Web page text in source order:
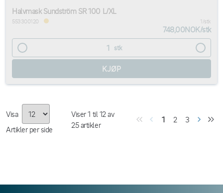
Halvmask Sundström SR 100 L/XL
553300120 1/stk
748,00NOK/stk
stk
Visa
Artikler per side
Viser1 til 12av
25artikler
1 2 3